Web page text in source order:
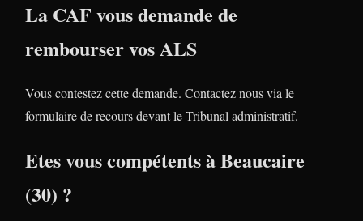
La CAF vous demande de
rembourser vos ALS
Vous contestez cette demande. Contactez nous via le
formulaire de recours devant le Tribunal administratif.
Etes vous compétents à Beaucaire
(30) ?